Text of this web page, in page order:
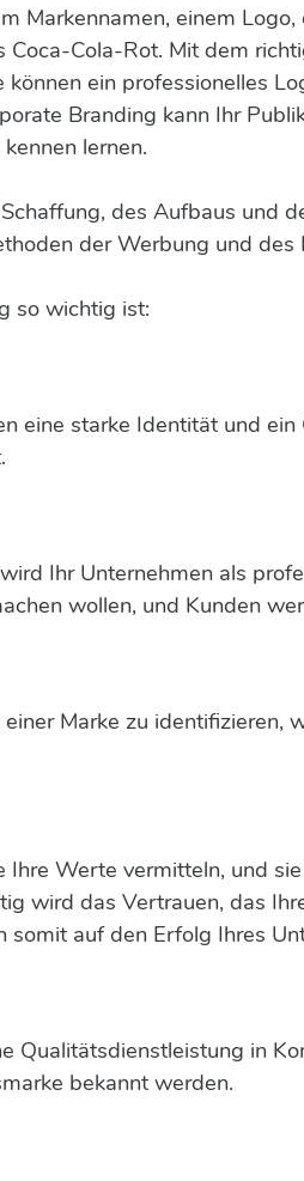
Markennamen, einem
Cola-Rot. Mit dem
ein professionelles
Branding kann Ihr
lernen.
des Aufbaus und
der Werbung und
so wichtig ist:
eine starke Identität und
Ihr Unternehmen als
wollen, und Kunden
Marke zu identifizieren,
Werte vermitteln, und
wird das Vertrauen, das
auf den Erfolg Ihres
Qualitätsdienstleistung in
bekannt werden.